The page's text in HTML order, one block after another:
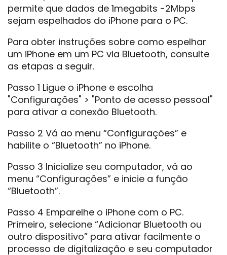
permite que dados de 1megabits -2Mbps
sejam espelhados do iPhone para o PC.
Para obter instruções sobre como espelhar
um iPhone em um PC via Bluetooth, consulte
as etapas a seguir.
Passo 1 Ligue o iPhone e escolha
"Configurações" > "Ponto de acesso pessoal"
para ativar a conexão Bluetooth.
Passo 2 Vá ao menu “Configurações” e
habilite o “Bluetooth” no iPhone.
Passo 3 Inicialize seu computador, vá ao
menu “Configurações” e inicie a função
“Bluetooth”.
Passo 4 Emparelhe o iPhone com o PC.
Primeiro, selecione “Adicionar Bluetooth ou
outro dispositivo” para ativar facilmente o
processo de digitalização e seu computador